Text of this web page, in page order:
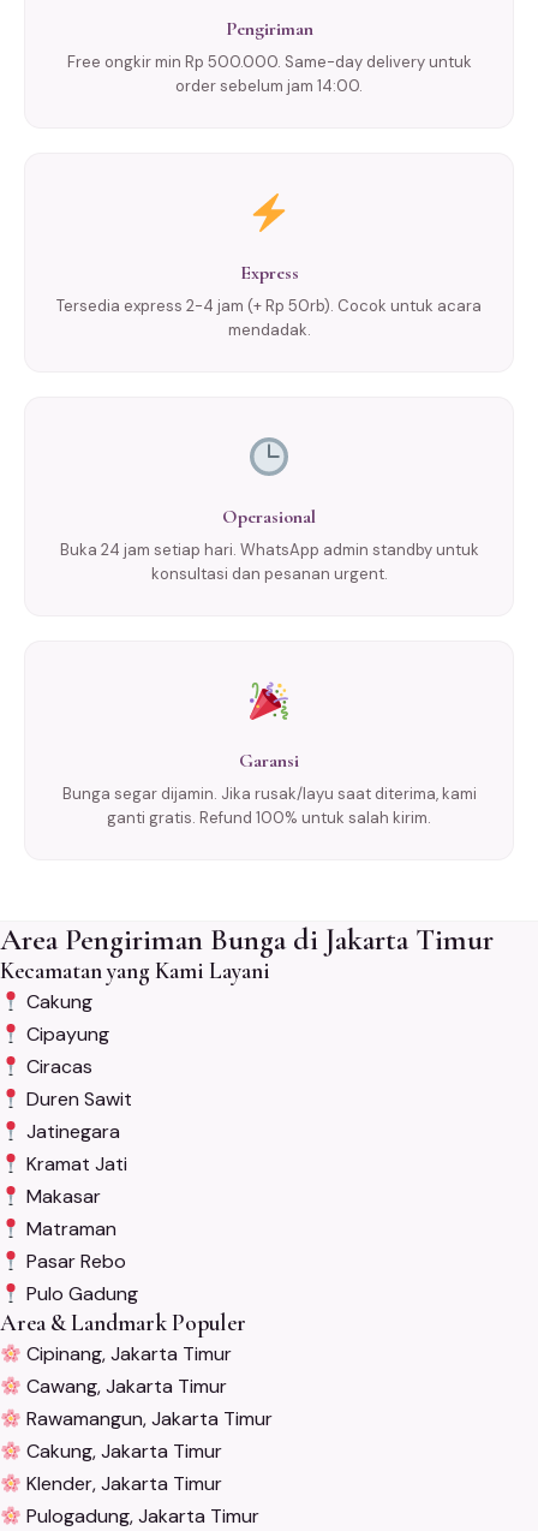
Pengiriman
Free ongkir min Rp 500.000. Same-day delivery untuk
order sebelum jam 14:00.
Express
Tersedia express 2-4 jam (+ Rp 50rb). Cocok untuk acara
mendadak.
Operasional
Buka 24 jam setiap hari. WhatsApp admin standby untuk
konsultasi dan pesanan urgent.
Garansi
Bunga segar dijamin. Jika rusak/layu saat diterima, kami
ganti gratis. Refund 100% untuk salah kirim.
Area Pengiriman Bunga di Jakarta Timur
Kecamatan yang Kami Layani
Cakung
Cipayung
Ciracas
Duren Sawit
Jatinegara
Kramat Jati
Makasar
Matraman
Pasar Rebo
Pulo Gadung
Area & Landmark Populer
Cipinang, Jakarta Timur
Cawang, Jakarta Timur
Rawamangun, Jakarta Timur
Cakung, Jakarta Timur
Klender, Jakarta Timur
Pulogadung, Jakarta Timur